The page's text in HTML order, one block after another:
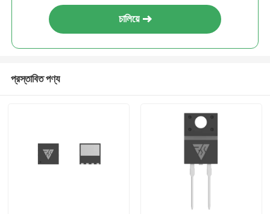
চালিয়ে
প্রস্তাবিত পণ্য